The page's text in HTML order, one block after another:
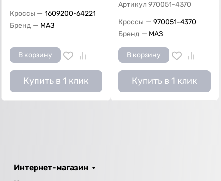
Кроссы — 1609200-64221
Бренд — МАЗ
В корзину
Купить в 1 клик
Артикул 970051-4370
Кроссы — 970051-4370
Бренд — МАЗ
В корзину
Купить в 1 клик
Интернет-магазин